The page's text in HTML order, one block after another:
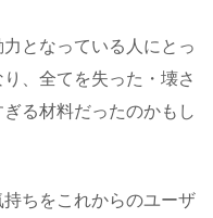
となっている人にとっ
、全てを失った・壊さ
る材料だったのかもし
ちをこれからのユーザ